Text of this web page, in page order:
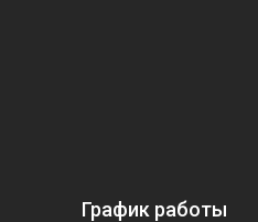
График работы